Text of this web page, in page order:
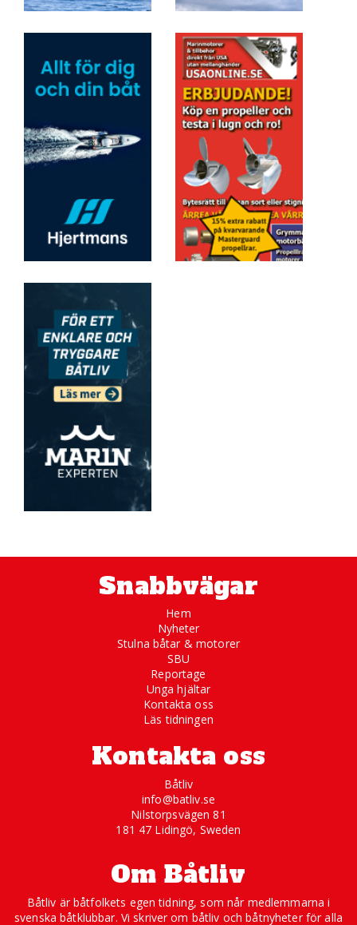
Snabbvägar
Hem
Nyheter
Stulna båtar & motorer
SBU
Reportage
Unga hjältar
Kontakta oss
Läs tidningen
Kontakta oss
Båtliv
info@batliv.se
Nilstorpsvägen 81
181 47 Lidingö, Sweden
Om Båtliv
Båtliv är båtfolkets egen tidning, som når medlemmarna i
svenska båtklubbar. Vi skriver om båtliv och båtnyheter för alla